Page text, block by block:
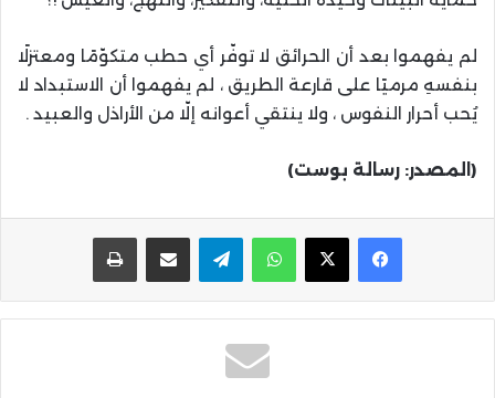
لم يفهموا بعد أن الحرائق لا توفّر أي حطب متكوّمًا ومعتزلًا
بنفسهِ مرميًا على قارعة الطريق ، لم يفهموا أن الاستبداد لا
يُحب أحرار النفوس ، ولا ينتقي أعوانه إلّا من الأراذل والعبيد .
(المصدر: رسالة بوست)
واتساب تيلقرام مشاركة عبر البريد